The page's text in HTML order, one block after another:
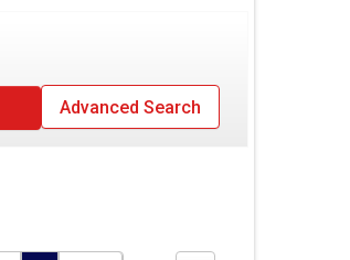
Advanced Search